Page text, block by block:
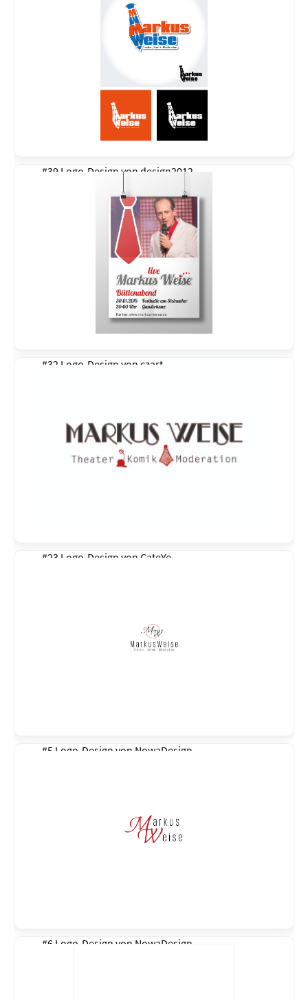
#39 Logo-Design von design2012
#32 Logo-Design von czart
#23 Logo-Design von CateYe
#5 Logo-Design von NowaDesign
#6 Logo-Design von NowaDesign